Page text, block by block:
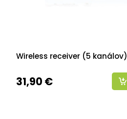
Wireless receiver (5 kanálov)
31,90 €